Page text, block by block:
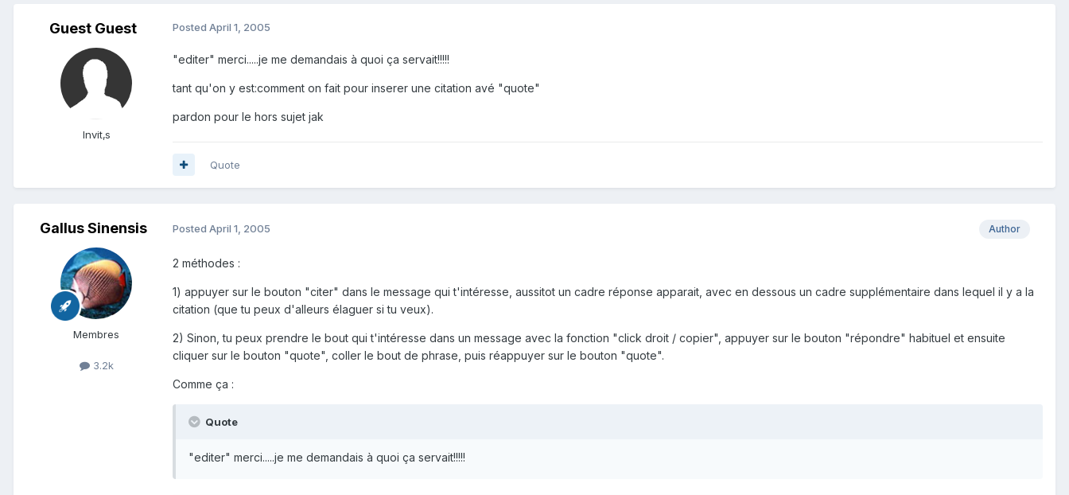
Guest Guest
Invit‚s
Posted April 1, 2005
"editer" merci.....je me demandais à quoi ça servait!!!!!
tant qu'on y est:comment on fait pour inserer une citation avé "quote"
pardon pour le hors sujet jak
Quote
Gallus Sinensis
Membres
3.2k
Author
Posted April 1, 2005
2 méthodes :
1) appuyer sur le bouton "citer" dans le message qui t'intéresse, aussitot un cadre réponse apparait, avec en dessous un cadre supplémentaire dans lequel il y a la
citation (que tu peux d'alleurs élaguer si tu veux).
2) Sinon, tu peux prendre le bout qui t'intéresse dans un message avec la fonction "click droit / copier", appuyer sur le bouton "répondre" habituel et ensuite
cliquer sur le bouton "quote", coller le bout de phrase, puis réappuyer sur le bouton "quote".
Comme ça :
Quote
"editer" merci.....je me demandais à quoi ça servait!!!!!